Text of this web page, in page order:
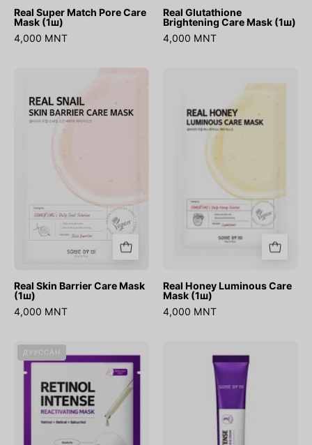
Real Super Match Pore Care
Mask (1ш)
4,000 MNT
Real Glutathione
Brightening Care Mask (1ш)
4,000 MNT
Barrier
Care
Real Skin Barrier Care Mask
(1ш)
4,000 MNT
Honey
Luminous
Care
Real Honey Luminous Care
Mask (1ш)
4,000 MNT
Intense
Reactivating
Mask
(1ш)
ДУУССАН
Intense
Advanced
Triple
Action
Eye